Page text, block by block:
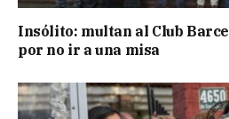
Insólito: multan al Club
por no ir a una misa